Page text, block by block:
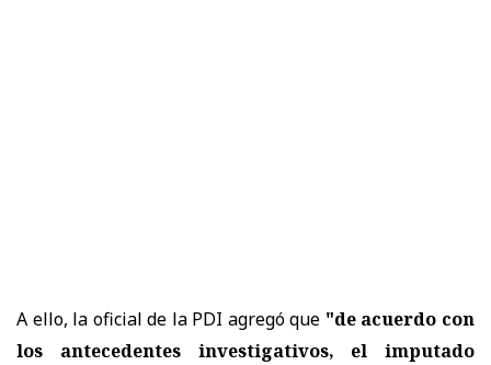
A ello, la oficial de la PDI agregó que "de acuerdo con
los antecedentes investigativos, el imputado